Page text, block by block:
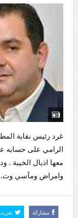
غرد رئيس نقابة
الرامي على حسابه
معها اذيال الخيبة .
وامراض ومآسي
مشاركة